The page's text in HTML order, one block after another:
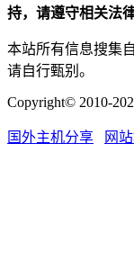
持，请遵守相关法
本站所有信息搜集
请自行甄别。
Copyright© 2010-
国外主机分享 网